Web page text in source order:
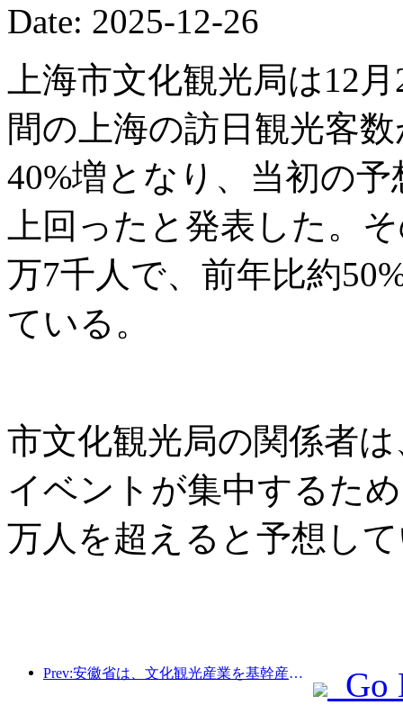
Date: 2025-12-26
上海市文化観光局は12
間の上海の訪日観光客
40%増となり、当初の
上回ったと発表した。
万7千人で、前年比約
ている。
市文化観光局の関係者
イベントが集中するた
万人を超えると予想し
Prev:安徽省は、文化観光産業を基幹産業に育てることを目指した「第15次5カ年計画」案を発表した。 Go